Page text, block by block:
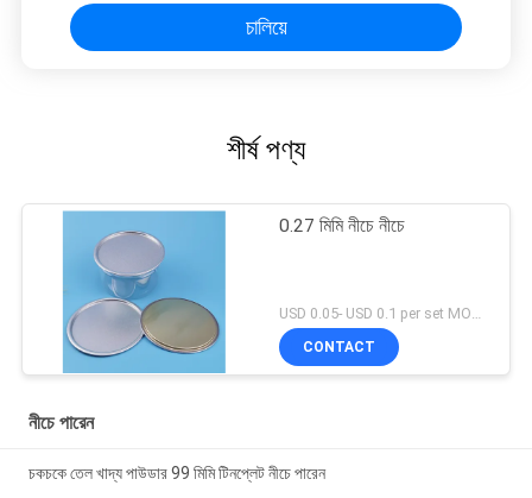
চালিয়ে
শীর্ষ পণ্য
0.27 মিমি নীচে নীচে
USD 0.05- USD 0.1 per set MOQ:10000 পিসি
CONTACT
নীচে পারেন
চকচকে তেল খাদ্য পাউডার 99 মিমি টিনপ্লেট নীচে পারেন